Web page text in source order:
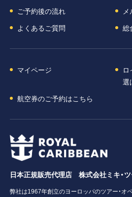
ご予約後の流れ
よくあるご質問
総
マイページ
選
航空券のご予約はこちら
日本正規販売代理店 株式会社ミキ・
弊社は1967年創立のヨーロッパのツアー・オ